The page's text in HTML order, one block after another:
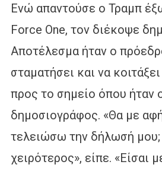
Ενώ απαντούσε ο Τραμπ
Force One, τον διέκοψε
Αποτέλεσμα ήταν ο
σταματήσει και να
προς το σημείο όπου ήταν
δημοσιογράφος. «Θα με
τελειώσω την δήλωσή μου;
χειρότερος», είπε. «Είσαι